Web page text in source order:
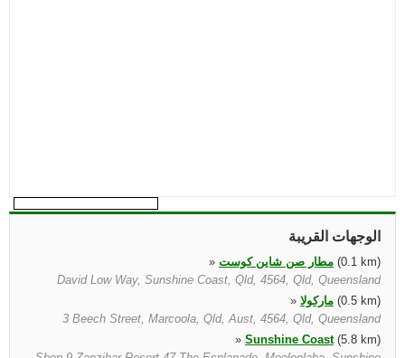
الوجهات القريبة
» مطار صن شاين كوست
(0.1 km)
David Low Way, Sunshine Coast, Qld, 4564, Qld, Queensland
» ماركولا
(0.5 km)
3 Beech Street, Marcoola, Qld, Aust, 4564, Qld, Queensland
» Sunshine Coast(5.8 km)